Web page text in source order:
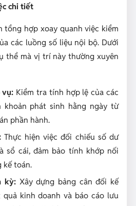
chi tiết
tổng hợp xoay quanh việc kiểm
các luồng số liệu nội bộ. Dưới
thể mà vị trí này thường xuyên
vụ: Kiểm tra tính hợp lệ của các
phát sinh hằng ngày từ
phần hành.
Thực hiện việc đối chiếu số dư
sổ cái, đảm bảo tính khớp nối
kế toán.
kỳ:Xây dựng bảng cân đối kế
kinh doanh và báo cáo lưu